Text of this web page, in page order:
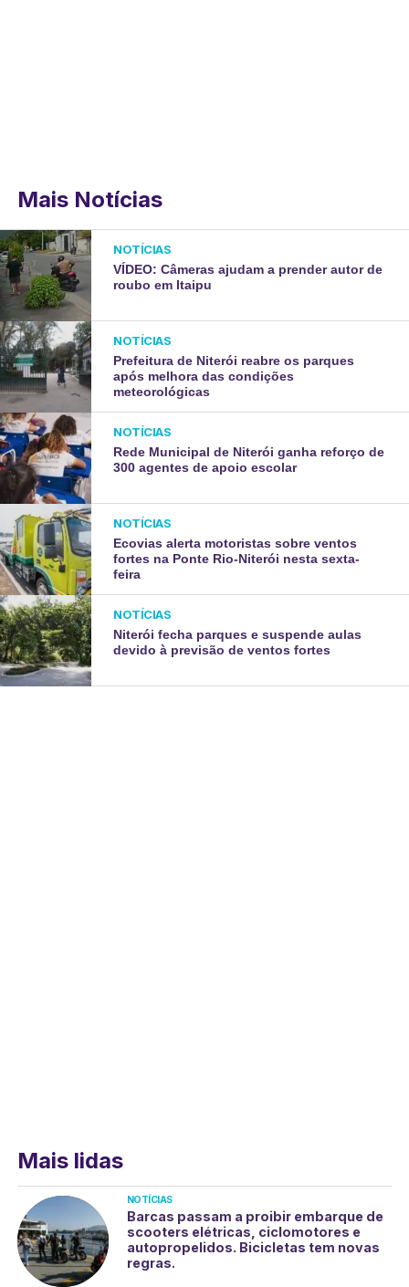
Mais Notícias
NOTÍCIAS
VÍDEO: Câmeras ajudam a prender autor de
roubo em Itaipu
NOTÍCIAS
Prefeitura de Niterói reabre os parques
após melhora das condições
meteorológicas
NOTÍCIAS
Rede Municipal de Niterói ganha reforço de
300 agentes de apoio escolar
NOTÍCIAS
Ecovias alerta motoristas sobre ventos
fortes na Ponte Rio-Niterói nesta sexta-
feira
NOTÍCIAS
Niterói fecha parques e suspende aulas
devido à previsão de ventos fortes
Mais lidas
NOTÍCIAS
Barcas passam a proibir embarque de
scooters elétricas, ciclomotores e
autopropelidos. Bicicletas tem novas
regras.